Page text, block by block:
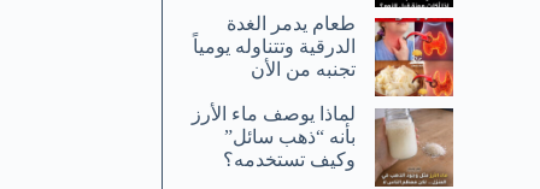
طعام يدمر الغدة
الدرقية وتتناوله يومياً
تجنبه من الأن
لماذا يوصف ماء الأرز
بأنه “ذهب سائل”
وكيف تستخدمه؟